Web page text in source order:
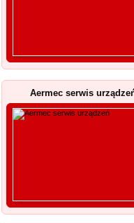
Aermec serwis